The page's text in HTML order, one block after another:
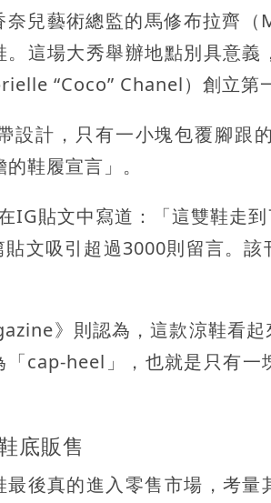
兒藝術總監的馬修布拉齊
這場大秀舉辦地點別具意
“Coco” Chanel）創立第
設計，只有一小塊包覆腳跟
鞋履宣言」。
IG貼文中寫道：「這雙鞋走
文吸引超過3000則留言。
》則認為，這款涼鞋看
cap-heel」，也就是只有一
底販售
後真的進入零售市場，考